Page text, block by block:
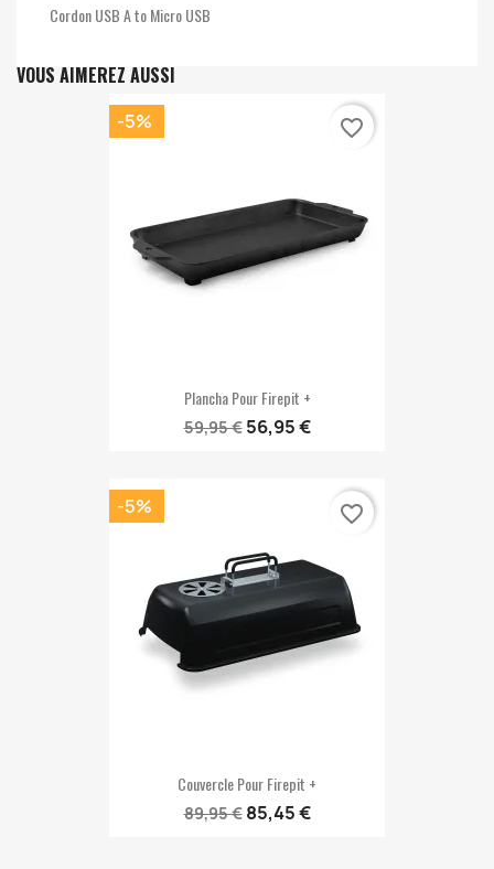
Cordon USB A to Micro USB
VOUS AIMEREZ AUSSI
Plancha Pour Firepit +
59,95 € 56,95 €
-5% favorite_border
Couvercle Pour Firepit +
89,95 € 85,45 €
-5% favorite_border